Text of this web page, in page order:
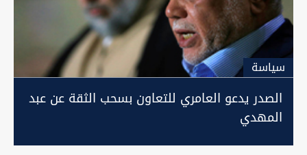
سیاسة
الصدر يدعو العامري للتعاون بسحب الثقة عن عبد
المهدي